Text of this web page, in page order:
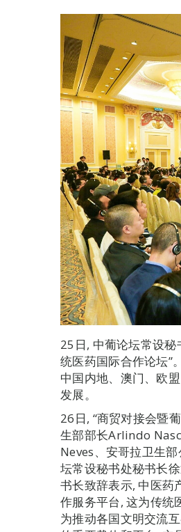
25日, 中葡论坛常设
统医药国际合作论坛”
中国内地、澳门、欧
发展。
26日, “商贸对接会暨
生部部长Arlindo
Neves、安哥拉卫生
坛常设秘书处秘书长
书长致辞表示, 中医药
作服务平台, 这为传统
为推动各国文明交流